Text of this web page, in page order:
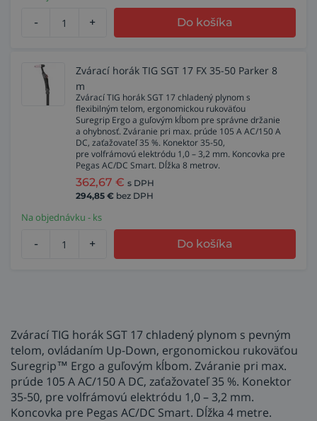
- + Do košíka
Zvárací horák TIG SGT 17 FX 35-50 Parker 8
m
Zvárací TIG horák SGT 17 chladený plynom s
flexibilným telom, ergonomickou rukoväťou
Suregrip Ergo a guľovým kĺbom pre správne držanie
a ohybnosť. Zváranie pri max. prúde 105 A AC/150 A
DC, zaťažovateľ 35 %. Konektor 35-50,
pre volfrámovú elektródu 1,0 – 3,2 mm. Koncovka pre
Pegas AC/DC Smart. Dĺžka 8 metrov.
362,67 € s DPH
294,85 € bez DPH
Na objednávku - ks
- + Do košíka
Zvárací TIG horák SGT 17 chladený plynom s pevným
telom, ovládaním Up-Down, ergonomickou rukoväťou
Suregrip™ Ergo a guľovým kĺbom. Zváranie pri max.
prúde 105 A AC/150 A DC, zaťažovateľ 35 %. Konektor
35-50, pre volfrámovú elektródu 1,0 – 3,2 mm.
Koncovka pre Pegas AC/DC Smart. Dĺžka 4 metre.